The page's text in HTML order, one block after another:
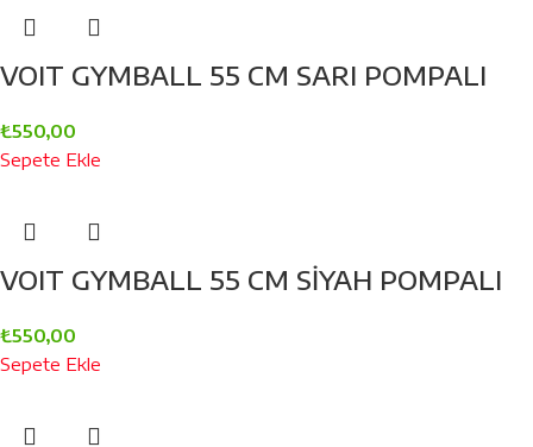
VOIT GYMBALL 55 CM SARI POMPALI
₺550,00
Sepete Ekle
VOIT GYMBALL 55 CM SİYAH POMPALI
₺550,00
Sepete Ekle